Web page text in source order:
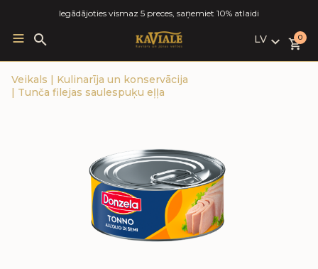
Iegādājoties vismaz 5 preces, saņemiet 10% atlaidi
Search
for:
LV
LV
0
Veikals | Kulinarīja un konservācija
| Tunča filejas saulespuķu eļļa